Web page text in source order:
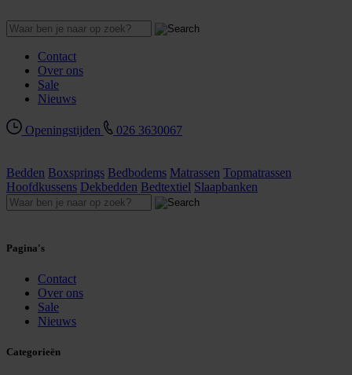
Contact
Over ons
Sale
Nieuws
Openingstijden 026 3630067
Bedden Boxsprings Bedbodems Matrassen Topmatrassen
Hoofdkussens Dekbedden Bedtextiel Slaapbanken
Pagina's
Contact
Over ons
Sale
Nieuws
Categorieën